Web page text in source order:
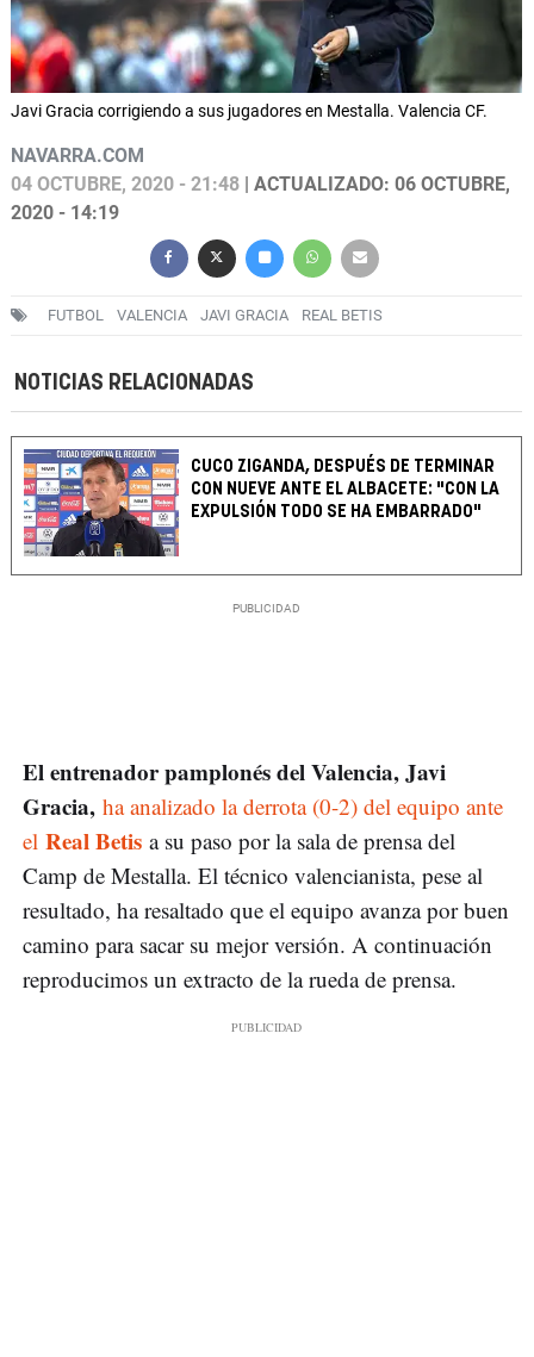
Javi Gracia corrigiendo a sus jugadores en Mestalla. Valencia CF.
NAVARRA.COM
04 OCTUBRE, 2020 - 21:48 | ACTUALIZADO: 06 OCTUBRE,
2020 - 14:19
FUTBOL VALENCIA JAVI GRACIA REAL BETIS
NOTICIAS RELACIONADAS
CUCO ZIGANDA, DESPUÉS DE TERMINAR
CON NUEVE ANTE EL ALBACETE: "CON LA
EXPULSIÓN TODO SE HA EMBARRADO"
El entrenador pamplonés del Valencia, Javi
Gracia, ha analizado la derrota (0-2) del equipo ante
el Real Betis a su paso por la sala de prensa del
Camp de Mestalla. El técnico valencianista, pese al
resultado, ha resaltado que el equipo avanza por buen
camino para sacar su mejor versión. A continuación
reproducimos un extracto de la rueda de prensa.